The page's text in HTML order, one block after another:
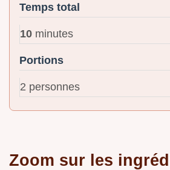
Temps total
10 minutes
Portions
2 personnes
Zoom sur les